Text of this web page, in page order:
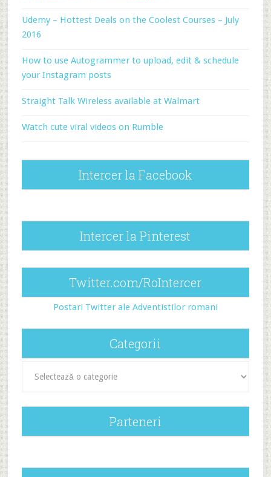
Udemy – Hottest Deals on the Coolest Courses – July
2016
How to use Autogrammer to upload, edit & schedule
your Instagram posts
Straight Talk Wireless available at Walmart
Watch cute viral videos on Rumble
Intercer la Facebook
Intercer la Pinterest
Twitter.com/RoIntercer
Postari Twitter ale Adventistilor romani
Categorii
Parteneri